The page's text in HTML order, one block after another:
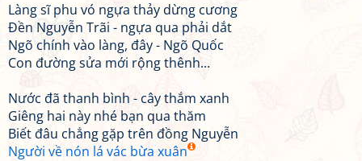
Làng sĩ phu vó ngựa thảy dừng cương
Đền Nguyễn Trãi - ngựa qua phải dắt
Ngõ chính vào làng, đây - Ngõ Quốc
Con đường sửa mới rộng thênh...
Nước đã thanh bình - cây thắm xanh
Giêng hai này nhé bạn qua thăm
Biết đâu chẳng gặp trên đồng Nguyễn
Người về nón lá vác bừa xuân